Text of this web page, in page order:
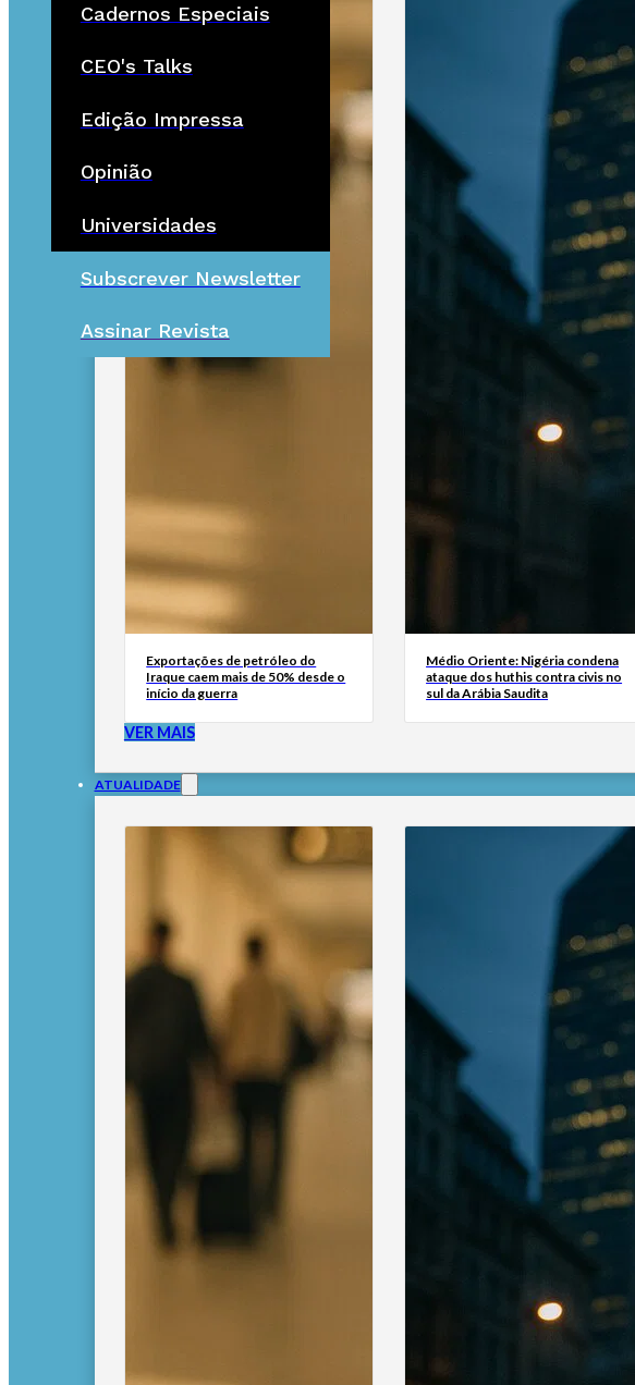
Cadernos Especiais
CEO's Talks
Edição Impressa
Opinião
Universidades
Subscrever Newsletter
Assinar Revista
Exportações de petróleo do
Iraque caem mais de 50% desde o
início da guerra
Médio Oriente: Nigéria condena
ataque dos huthis contra civis no
sul da Arábia Saudita
VER MAIS
ATUALIDADE